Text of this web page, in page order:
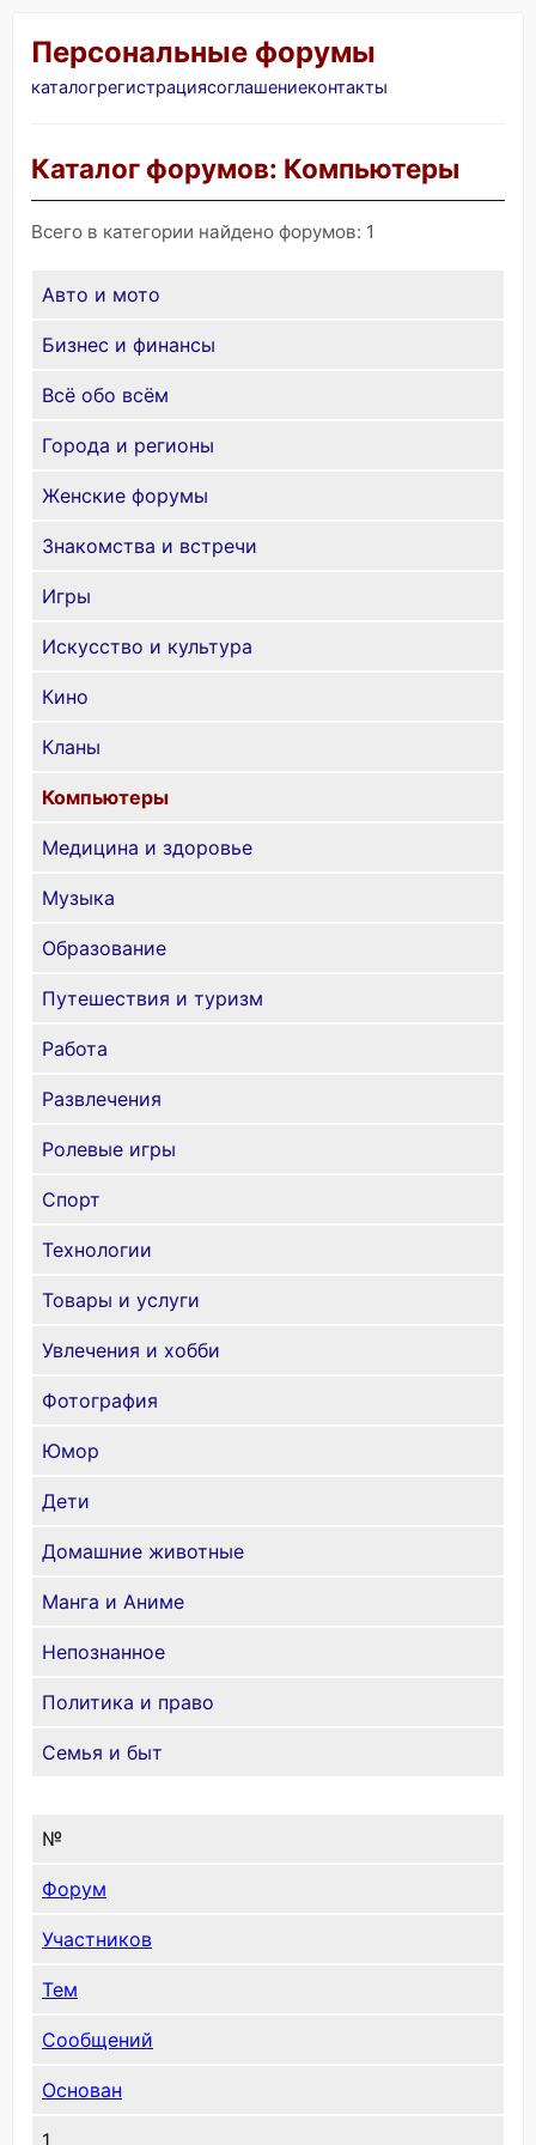
Персональные форумы
каталогрегистрациясоглашениеконтакты
Каталог форумов: Компьютеры
Всего в категории найдено форумов: 1
Авто и мото
Бизнес и финансы
Всё обо всём
Города и регионы
Женские форумы
Знакомства и встречи
Игры
Искусство и культура
Кино
Кланы
Компьютеры
Медицина и здоровье
Музыка
Образование
Путешествия и туризм
Работа
Развлечения
Ролевые игры
Спорт
Технологии
Товары и услуги
Увлечения и хобби
Фотография
Юмор
Дети
Домашние животные
Манга и Аниме
Непознанное
Политика и право
Семья и быт
№
Форум
Участников
Тем
Сообщений
Основан